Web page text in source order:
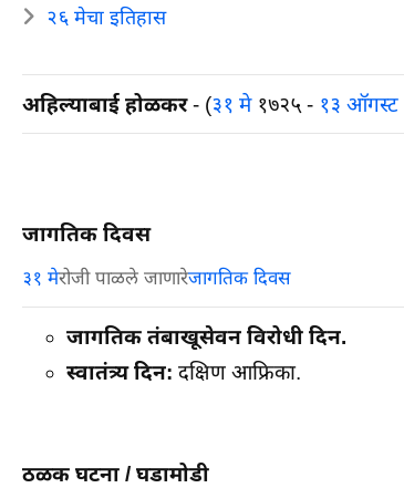
२६ मेचा इतिहास
अहिल्याबाई होळकर- (३१ मे१७२५ - १३ ऑगस्ट
जागतिक दिवस
३१ मेरोजी पाळले जाणारेजागतिक दिवस
जागतिक तंबाखूसेवन विरोधी दिन.
स्वातंत्र्य दिन: दक्षिण आफ्रिका.
ठळक घटना / घडामोडी